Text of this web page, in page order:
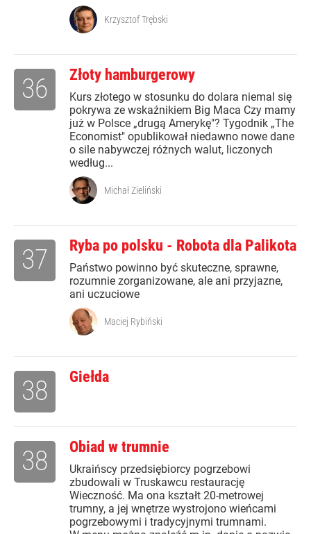
Krzysztof Trębski
Złoty hamburgerowy
Kurs złotego w stosunku do dolara niemal się
pokrywa ze wskaźnikiem Big Maca Czy mamy
już w Polsce „drugą Amerykę"? Tygodnik „The
Economist" opublikował niedawno nowe dane
o sile nabywczej różnych walut, liczonych
według...
36
Michał Zieliński
Ryba po polsku - Robota dla Palikota
Państwo powinno być skuteczne, sprawne,
rozumnie zorganizowane, ale ani przyjazne,
ani uczuciowe
37
Maciej Rybiński
Giełda
38
Obiad w trumnie
Ukraińscy przedsiębiorcy pogrzebowi
zbudowali w Truskawcu restaurację
Wieczność. Ma ona kształt 20-metrowej
trumny, a jej wnętrze wystrojono wieńcami
pogrzebowymi i tradycyjnymi trumnami.
38